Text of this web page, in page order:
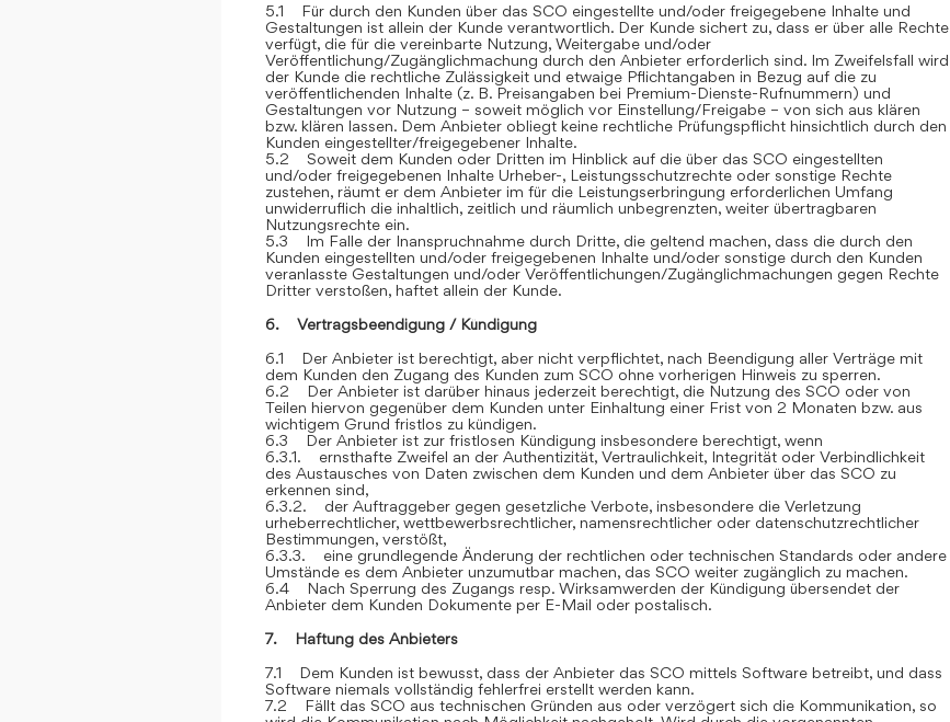
5.1 Für durch den Kunden über das SCO eingestellte und/oder freigegebene Inhalte und
Gestaltungen ist allein der Kunde verantwortlich. Der Kunde sichert zu, dass er über alle Rechte
verfügt, die für die vereinbarte Nutzung, Weitergabe und/oder
Veröffentlichung/Zugänglichmachung durch den Anbieter erforderlich sind. Im Zweifelsfall wird
der Kunde die rechtliche Zulässigkeit und etwaige Pflichtangaben in Bezug auf die zu
veröffentlichenden Inhalte (z. B. Preisangaben bei Premium-Dienste-Rufnummern) und
Gestaltungen vor Nutzung – soweit möglich vor Einstellung/Freigabe – von sich aus klären
bzw. klären lassen. Dem Anbieter obliegt keine rechtliche Prüfungspflicht hinsichtlich durch den
Kunden eingestellter/freigegebener Inhalte.
5.2 Soweit dem Kunden oder Dritten im Hinblick auf die über das SCO eingestellten
und/oder freigegebenen Inhalte Urheber-, Leistungsschutzrechte oder sonstige Rechte
zustehen, räumt er dem Anbieter im für die Leistungserbringung erforderlichen Umfang
unwiderruflich die inhaltlich, zeitlich und räumlich unbegrenzten, weiter übertragbaren
Nutzungsrechte ein.
5.3 Im Falle der Inanspruchnahme durch Dritte, die geltend machen, dass die durch den
Kunden eingestellten und/oder freigegebenen Inhalte und/oder sonstige durch den Kunden
veranlasste Gestaltungen und/oder Veröffentlichungen/Zugänglichmachungen gegen Rechte
Dritter verstoßen, haftet allein der Kunde.
6. Vertragsbeendigung / Kündigung
6.1 Der Anbieter ist berechtigt, aber nicht verpflichtet, nach Beendigung aller Verträge mit
dem Kunden den Zugang des Kunden zum SCO ohne vorherigen Hinweis zu sperren.
6.2 Der Anbieter ist darüber hinaus jederzeit berechtigt, die Nutzung des SCO oder von
Teilen hiervon gegenüber dem Kunden unter Einhaltung einer Frist von 2 Monaten bzw. aus
wichtigem Grund fristlos zu kündigen.
6.3 Der Anbieter ist zur fristlosen Kündigung insbesondere berechtigt, wenn
6.3.1. ernsthafte Zweifel an der Authentizität, Vertraulichkeit, Integrität oder Verbindlichkeit
des Austausches von Daten zwischen dem Kunden und dem Anbieter über das SCO zu
erkennen sind,
6.3.2. der Auftraggeber gegen gesetzliche Verbote, insbesondere die Verletzung
urheberrechtlicher, wettbewerbsrechtlicher, namensrechtlicher oder datenschutzrechtlicher
Bestimmungen, verstößt,
6.3.3. eine grundlegende Änderung der rechtlichen oder technischen Standards oder andere
Umstände es dem Anbieter unzumutbar machen, das SCO weiter zugänglich zu machen.
6.4 Nach Sperrung des Zugangs resp. Wirksamwerden der Kündigung übersendet der
Anbieter dem Kunden Dokumente per E-Mail oder postalisch.
7. Haftung des Anbieters
7.1 Dem Kunden ist bewusst, dass der Anbieter das SCO mittels Software betreibt, und dass
Software niemals vollständig fehlerfrei erstellt werden kann.
7.2 Fällt das SCO aus technischen Gründen aus oder verzögert sich die Kommunikation, so